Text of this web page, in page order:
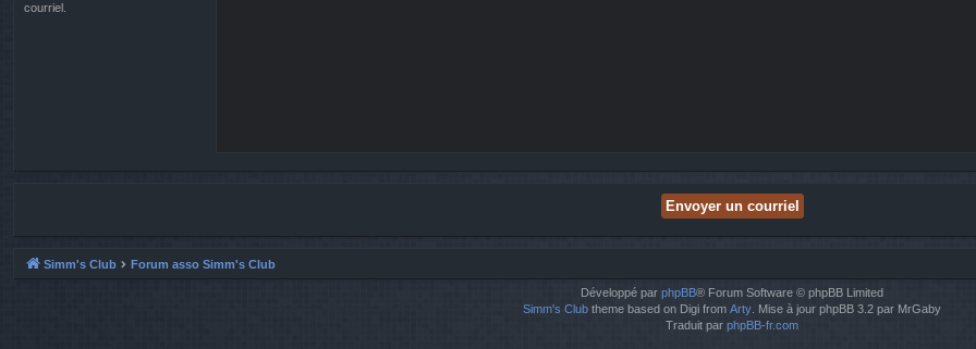
courriel.
Simm's Club Forum asso Simm's Club
Développé par phpBB® Forum Software © phpBB Limited
Simm's Club theme based on Digi from Arty . Mise à jour phpBB 3.2 par MrGaby
Traduit par phpBB-fr.com